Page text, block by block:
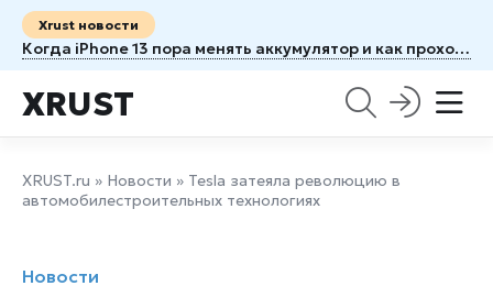
Xrust новости
Когда iPhone 13 пора менять аккумулятор и как проходит ремонт
XRUST
XRUST.ru » Новости » Tesla затеяла революцию в
автомобилестроительных технологиях
Новости